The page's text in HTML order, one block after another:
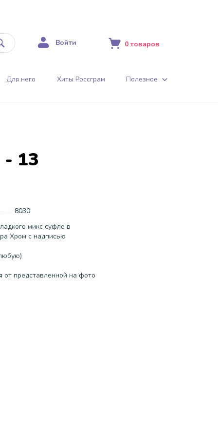
Войти 0 товаров
Для него Хиты Россграм Полезное
13
8030
микс суфле в
Хром с надписью
от представленной на фото